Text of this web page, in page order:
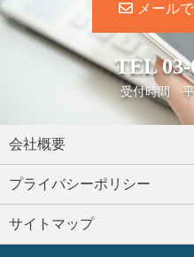
メール
TEL
受付時間 平
会社概要
プライバシーポリシー
サイトマップ